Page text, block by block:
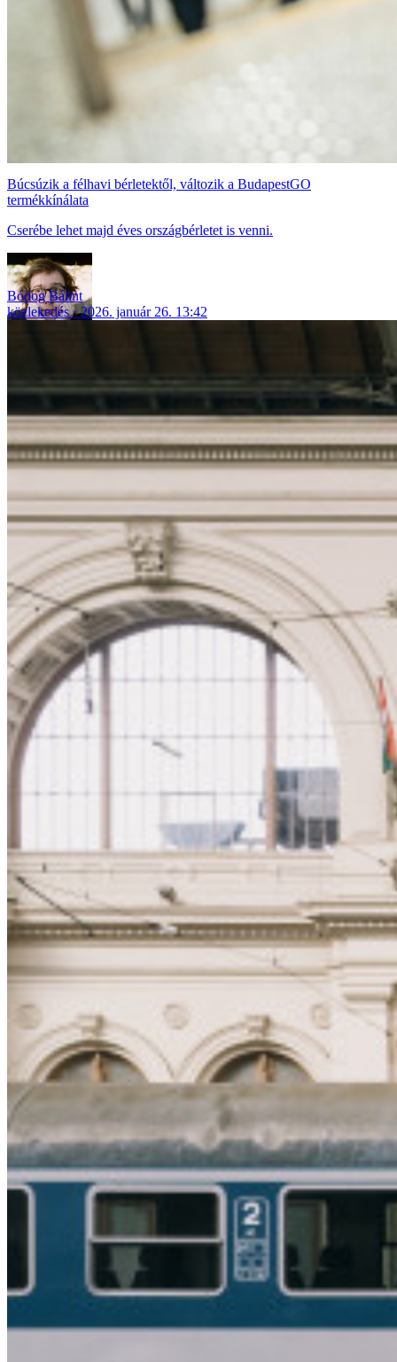
Búcsúzik a félhavi bérletektől, változik a BudapestGO
termékkínálata
Cserébe lehet majd éves országbérletet is venni.
Bódog Bálint
közlekedés
2026. január 26. 13:42